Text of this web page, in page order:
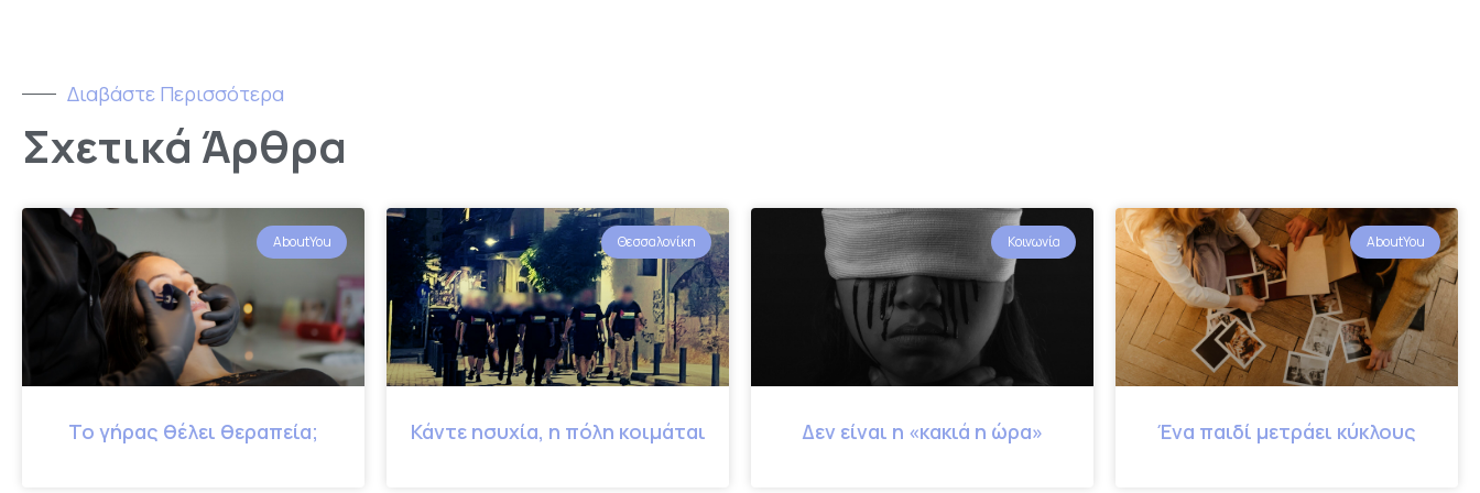
Διαβάστε Περισσότερα
Σχετικά Άρθρα
AboutYou
Το γήρας θέλει θεραπεία;
Θεσσαλονίκη
Κάντε ησυχία, η πόλη κοιμάται
Κοινωνία
Δεν είναι η «κακιά η ώρα»
AboutYou
Ένα παιδί μετράει κύκλους